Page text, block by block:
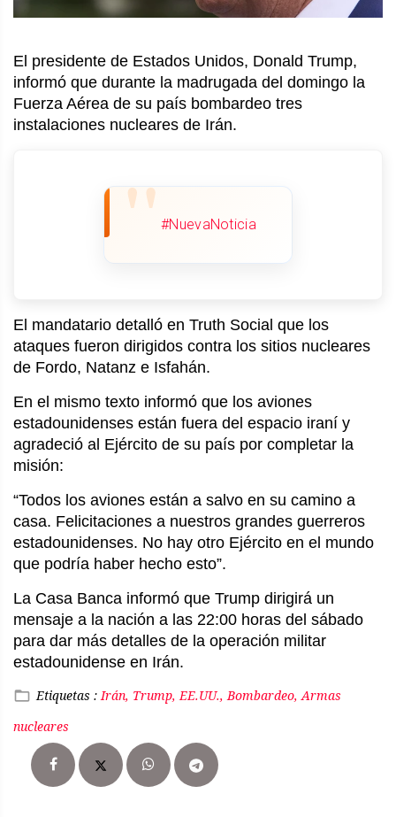
El presidente de Estados Unidos, Donald Trump,
informó que durante la madrugada del domingo la
Fuerza Aérea de su país bombardeo tres
instalaciones nucleares de Irán.
#NuevaNoticia
El mandatario detalló en Truth Social que los
ataques fueron dirigidos contra los sitios nucleares
de Fordo, Natanz e Isfahán.
En el mismo texto informó que los aviones
estadounidenses están fuera del espacio iraní y
agradeció al Ejército de su país por completar la
misión:
“Todos los aviones están a salvo en su camino a
casa. Felicitaciones a nuestros grandes guerreros
estadounidenses. No hay otro Ejército en el mundo
que podría haber hecho esto”.
La Casa Banca informó que Trump dirigirá un
mensaje a la nación a las 22:00 horas del sábado
para dar más detalles de la operación militar
estadounidense en Irán.
Etiquetas :Irán, Trump, EE.UU., Bombardeo, Armas
nucleares